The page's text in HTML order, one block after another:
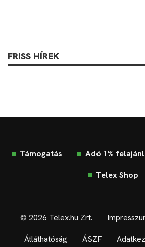
FRISS HÍREK
Támogatás Adó 1%
Telex Shop
© 2026 Telex.hu Zrt.
Átláthatóság ÁSZF